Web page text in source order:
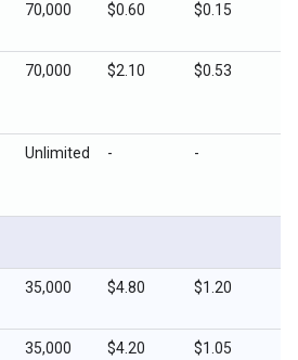
70,000 $0.60 $0.15
70,000 $2.10 $0.53
Unlimited - -
35,000 $4.80 $1.20
35,000 $4.20 $1.05